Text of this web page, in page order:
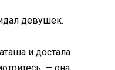
девушек.
и достала